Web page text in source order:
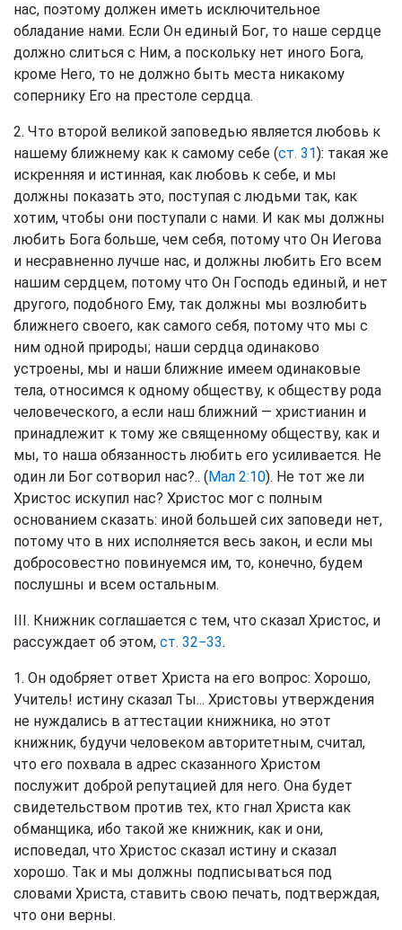
нас, поэтому должен иметь исключительное
обладание нами. Если Он единый Бог, то наше сердце
должно слиться с Ним, а поскольку нет иного Бога,
кроме Него, то не должно быть места никакому
сопернику Его на престоле сердца.
2. Что второй великой заповедью является любовь к
нашему ближнему как к самому себе (ст. 31): такая же
искренняя и истинная, как любовь к себе, и мы
должны показать это, поступая с людьми так, как
хотим, чтобы они поступали с нами. И как мы должны
любить Бога больше, чем себя, потому что Он Иегова
и несравненно лучше нас, и должны любить Его всем
нашим сердцем, потому что Он Господь единый, и нет
другого, подобного Ему, так должны мы возлюбить
ближнего своего, как самого себя, потому что мы с
ним одной природы; наши сердца одинаково
устроены, мы и наши ближние имеем одинаковые
тела, относимся к одному обществу, к обществу рода
человеческого, а если наш ближний — христианин и
принадлежит к тому же священному обществу, как и
мы, то наша обязанность любить его усиливается. Не
один ли Бог сотворил нас?.. (Мал 2:10). Не тот же ли
Христос искупил нас? Христос мог с полным
основанием сказать: иной большей сих заповеди нет,
потому что в них исполняется весь закон, и если мы
добросовестно повинуемся им, то, конечно, будем
послушны и всем остальным.
III. Книжник соглашается с тем, что сказал Христос, и
рассуждает об этом, ст. 32−33.
1. Он одобряет ответ Христа на его вопрос: Хорошо,
Учитель! истину сказал Ты... Христовы утверждения
не нуждались в аттестации книжника, но этот
книжник, будучи человеком авторитетным, считал,
что его похвала в адрес сказанного Христом
послужит доброй репутацией для него. Она будет
свидетельством против тех, кто гнал Христа как
обманщика, ибо такой же книжник, как и они,
исповедал, что Христос сказал истину и сказал
хорошо. Так и мы должны подписываться под
словами Христа, ставить свою печать, подтверждая,
что они верны.